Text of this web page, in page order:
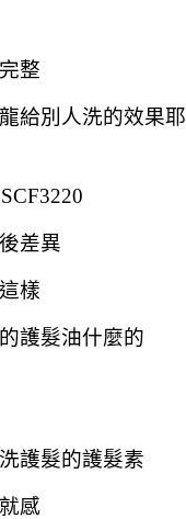
整
給別人洗的效果耶
差異
樣
護髮油什麼的
護髮的護髮素
感